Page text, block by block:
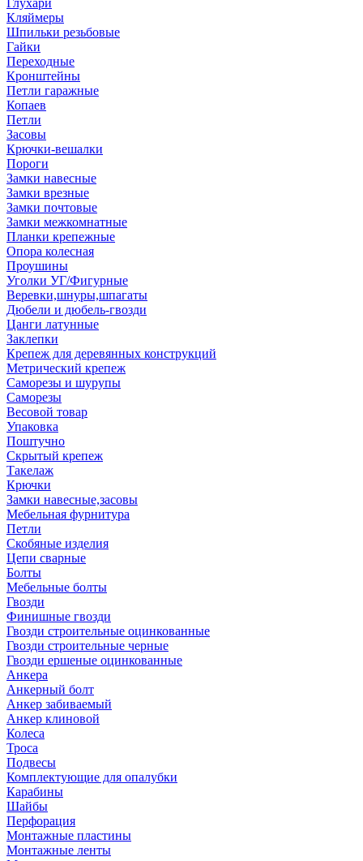
Глухари
Кляймеры
Шпильки резьбовые
Гайки
Переходные
Кронштейны
Петли гаражные
Копаев
Петли
Засовы
Крючки-вешалки
Пороги
Замки навесные
Замки врезные
Замки почтовые
Замки межкомнатные
Планки крепежные
Опора колесная
Проушины
Уголки УГ/Фигурные
Веревки,шнуры,шпагаты
Дюбели и дюбель-гвозди
Цанги латунные
Заклепки
Крепеж для деревянных конструкций
Метрический крепеж
Саморезы и шурупы
Саморезы
Весовой товар
Упаковка
Поштучно
Скрытый крепеж
Такелаж
Крючки
Замки навесные,засовы
Мебельная фурнитура
Петли
Скобяные изделия
Цепи сварные
Болты
Мебельные болты
Гвозди
Финишные гвозди
Гвозди строительные оцинкованные
Гвозди строительные черные
Гвозди ершеные оцинкованные
Анкера
Анкерный болт
Анкер забиваемый
Анкер клиновой
Колеса
Троса
Подвесы
Комплектующие для опалубки
Карабины
Шайбы
Перфорация
Монтажные пластины
Монтажные ленты